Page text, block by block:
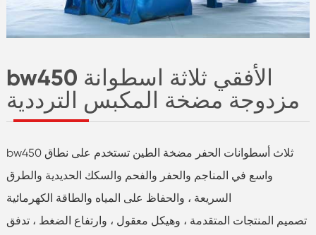
bw450 الأفقي ثلاثة اسطوانة
مزدوجة مضخة المكبس الترددية
bw450 ثلاث أسطوانات الحفر مضخة الطين تستخدم على نطاق
واسع في المناجم والحفر والفحم والسكك الحديدية والطرق
السريعة ، والحفاظ على المياه والطاقة الكهرمائية
تصميم المنتجات المتقدمة ، وهيكل معقول ، وارتفاع الضغط ، تدفق